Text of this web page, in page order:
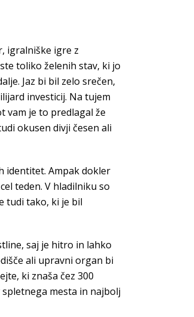
igralniške igre z
toliko želenih stav, ki jo
Jaz bi bil zelo srečen,
investicij. Na tujem
vam je to predlagal že
okusen divji česen ali
identitet. Ampak dokler
teden. V hladilniku so
tudi tako, ki je bil
saj je hitro in lahko
ali upravni organ bi
ki znaša čez 300
mesta in najbolj